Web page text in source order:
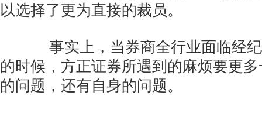
以选择了更为直接的裁员。
事实上，当券商全行业面临经纪
的时候，方正证券所遇到的麻烦要更
的问题，还有自身的问题。